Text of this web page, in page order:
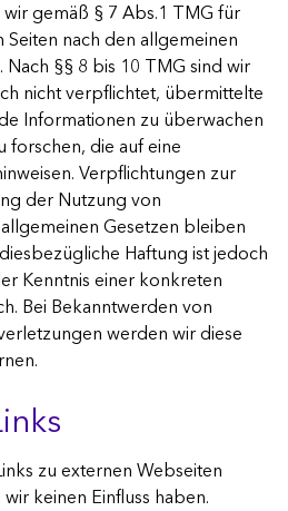
gemäß § 7 Abs.1 TMG für
Seiten nach den allgemeinen
§§ 8 bis 10 TMG sind wir
nicht verpflichtet, übermittelte
Informationen zu überwachen
forschen, die auf eine
Verpflichtungen zur
der Nutzung von
Gesetzen bleiben
Haftung ist jedoch
Kenntnis einer konkreten
Bei Bekanntwerden von
werden wir diese
zu externen Webseiten
keinen Einfluss haben.